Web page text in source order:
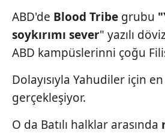
ABD'de Blood Tribe grubu
soykırımı sever" yazılı
ABD kampüslerinni çoğu
Dolayısıyla Yahudiler için
gerçekleşiyor.
O da Batılı halklar arasında